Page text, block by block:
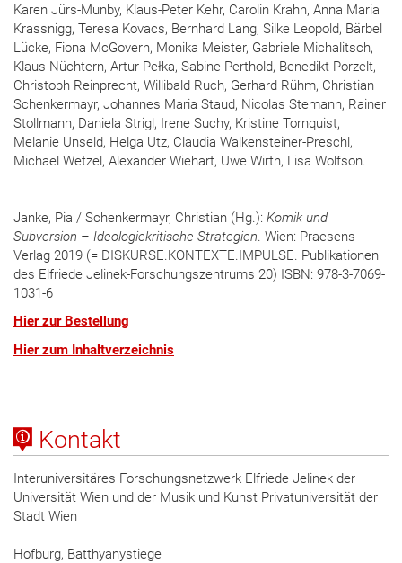
Karen Jürs-Munby, Klaus-Peter Kehr, Carolin Krahn, Anna Maria
Krassnigg, Teresa Kovacs, Bernhard Lang, Silke Leopold, Bärbel
Lücke, Fiona McGovern, Monika Meister, Gabriele Michalitsch,
Klaus Nüchtern, Artur Pełka, Sabine Perthold, Benedikt Porzelt,
Christoph Reinprecht, Willibald Ruch, Gerhard Rühm, Christian
Schenkermayr, Johannes Maria Staud, Nicolas Stemann, Rainer
Stollmann, Daniela Strigl, Irene Suchy, Kristine Tornquist,
Melanie Unseld, Helga Utz, Claudia Walkensteiner-Preschl,
Michael Wetzel, Alexander Wiehart, Uwe Wirth, Lisa Wolfson.
Janke, Pia / Schenkermayr, Christian (Hg.): Komik und
Subversion – Ideologiekritische Strategien. Wien: Praesens
Verlag 2019 (= DISKURSE.KONTEXTE.IMPULSE. Publikationen
des Elfriede Jelinek-Forschungszentrums 20) ISBN: 978-3-7069-
1031-6
Hier zur Bestellung
Hier zum Inhaltverzeichnis
Kontakt
Interuniversitäres Forschungsnetzwerk Elfriede Jelinek der
Universität Wien und der Musik und Kunst Privatuniversität der
Stadt Wien
Hofburg, Batthyanystiege